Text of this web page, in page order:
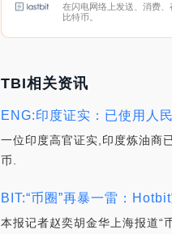
在闪电网络上发送、消费、
比特币。
TBI相关资讯
ENG:印度证实：已使用人
一位印度高官证实,印度炼油商
币.
BIT:“币圈”再暴一雷：
本报记者赵奕胡金华上海报道